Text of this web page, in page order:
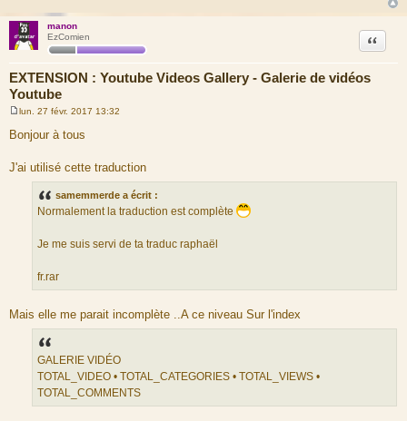
manon
EzComien
EXTENSION : Youtube Videos Gallery - Galerie de vidéos
Youtube
Citation
s
a
g
lun. 27 févr. 2017 13:32
Bonjour à tous
J'ai utilisé cette traduction
samemmerde a écrit :
Normalement la traduction est complète
Je me suis servi de ta traduc raphaël
fr.rar
Mais elle me parait incomplète ..A ce niveau Sur l'index
GALERIE VIDÉO
TOTAL_VIDEO • TOTAL_CATEGORIES • TOTAL_VIEWS •
TOTAL_COMMENTS